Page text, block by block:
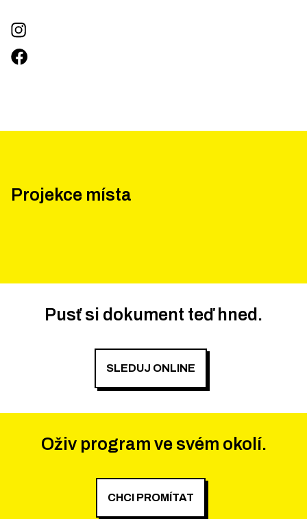
Projekce místa
Pusť si dokument teď hned.
SLEDUJ ONLINE
Oživ program ve svém okolí.
CHCI PROMÍTAT